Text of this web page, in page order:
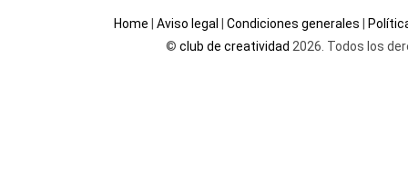
Home Aviso legal Condiciones generales
© club de creatividad 2026. Todos los